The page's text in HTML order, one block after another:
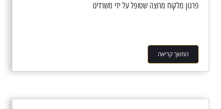
פרגון מלקוח מרוצה שטופל על ידי משרדינו
המשך קריאה